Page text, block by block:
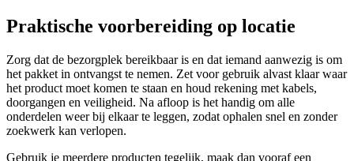
Praktische voorbereiding op locatie
Zorg dat de bezorgplek bereikbaar is en dat iemand aanwezig is om
het pakket in ontvangst te nemen. Zet voor gebruik alvast klaar waar
het product moet komen te staan en houd rekening met kabels,
doorgangen en veiligheid. Na afloop is het handig om alle
onderdelen weer bij elkaar te leggen, zodat ophalen snel en zonder
zoekwerk kan verlopen.
Gebruik je meerdere producten tegelijk, maak dan vooraf een